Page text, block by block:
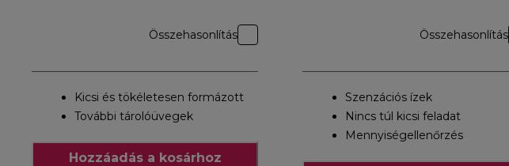
Összehasonlítás
Kicsi és tökéletesen formázott
További tárolóüvegek
Hozzáadás a kosárhoz
Összehasonlítás
Szenzációs ízek
Nincs túl kicsi feladat
Mennyiségellenőrzés